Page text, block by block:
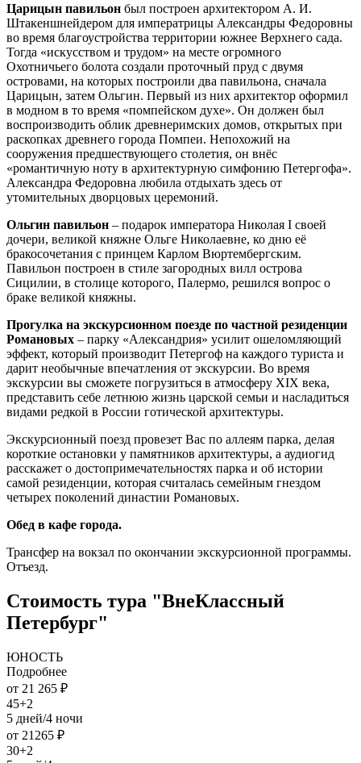
Царицын павильон был построен архитектором А. И.
Штакеншнейдером для императрицы Александры Федоровны
во время благоустройства территории южнее Верхнего сада.
Тогда «искусством и трудом» на месте огромного
Охотничьего болота создали проточный пруд с двумя
островами, на которых построили два павильона, сначала
Царицын, затем Ольгин. Первый из них архитектор оформил
в модном в то время «помпейском духе». Он должен был
воспроизводить облик древнеримских домов, открытых при
раскопках древнего города Помпеи. Непохожий на
сооружения предшествующего столетия, он внёс
«романтичную ноту в архитектурную симфонию Петергофа».
Александра Федоровна любила отдыхать здесь от
утомительных дворцовых церемоний.
Ольгин павильон – подарок императора Николая I своей
дочери, великой княжне Ольге Николаевне, ко дню её
бракосочетания с принцем Карлом Вюртембергским.
Павильон построен в стиле загородных вилл острова
Сицилии, в столице которого, Палермо, решился вопрос о
браке великой княжны.
Прогулка на экскурсионном поезде по частной резиденции
Романовых – парку «Александрия» усилит ошеломляющий
эффект, который производит Петергоф на каждого туриста и
дарит необычные впечатления от экскурсии. Во время
экскурсии вы сможете погрузиться в атмосферу XIX века,
представить себе летнюю жизнь царской семьи и насладиться
видами редкой в России готической архитектуры.
Экскурсионный поезд провезет Вас по аллеям парка, делая
короткие остановки у памятников архитектуры, а аудиогид
расскажет о достопримечательностях парка и об истории
самой резиденции, которая считалась семейным гнездом
четырех поколений династии Романовых.
Обед в кафе города.
Трансфер на вокзал по окончании экскурсионной программы.
Отъезд.
Стоимость тура "ВнеКлассный
Петербург"
ЮНОСТЬ
Подробнее
от 21 265 ₽
45+2
5 дней/4 ночи
от 21265 ₽
30+2